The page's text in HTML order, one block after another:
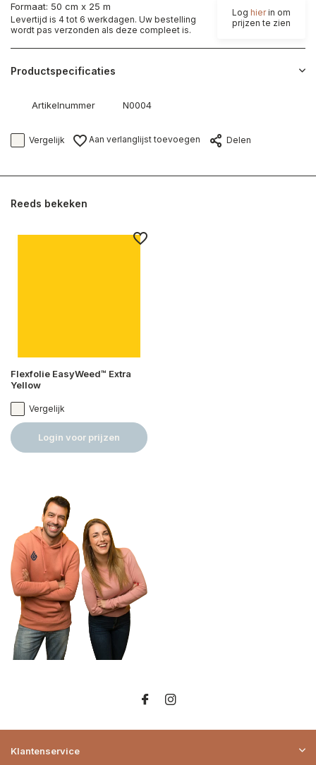
Formaat: 50 cm x 25 m
Levertijd is 4 tot 6 werkdagen. Uw bestelling
wordt pas verzonden als deze compleet is.
Log hierin om
prijzen te zien
Productspecificaties
Artikelnummer N0004
Vergelijk Aan verlanglijst toevoegen Delen
Reeds bekeken
Flexfolie EasyWeed™ Extra
Yellow
Vergelijk
Login voor prijzen
Klantenservice